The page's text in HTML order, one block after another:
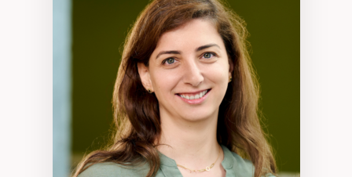
Fragmentation des auditoires médiatiques
Analyse multi-plateforme des auditoires
médiatiques
Analyse des comportements numériques à
travers les données massives et l’IA
Recherche quantitative et qualitative sur
les auditoires médiatiques
Épistémologie des techniques de recherche
numérique et l’IA
Théorie des droits de la personne
La pensée politique d’Hannah Arendt
La pensée politique à l’ère numérique
Justice internationale et normes
internationales